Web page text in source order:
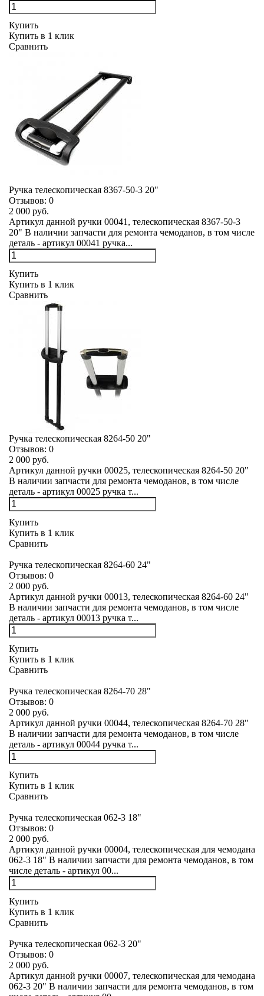
Купить
Купить в 1 клик
Сравнить
Ручка телескопическая 8367-50-3 20"
Отзывов: 0
2 000 руб.
Артикул данной ручки 00041, телескопическая 8367-50-3
20" В наличии запчасти для ремонта чемоданов, в том числе
деталь - артикул 00041 ручка...
Купить
Купить в 1 клик
Сравнить
Ручка телескопическая 8264-50 20"
Отзывов: 0
2 000 руб.
Артикул данной ручки 00025, телескопическая 8264-50 20"
В наличии запчасти для ремонта чемоданов, в том числе
деталь - артикул 00025 ручка т...
Купить
Купить в 1 клик
Сравнить
Ручка телескопическая 8264-60 24"
Отзывов: 0
2 000 руб.
Артикул данной ручки 00013, телескопическая 8264-60 24"
В наличии запчасти для ремонта чемоданов, в том числе
деталь - артикул 00013 ручка т...
Купить
Купить в 1 клик
Сравнить
Ручка телескопическая 8264-70 28"
Отзывов: 0
2 000 руб.
Артикул данной ручки 00044, телескопическая 8264-70 28"
В наличии запчасти для ремонта чемоданов, в том числе
деталь - артикул 00044 ручка т...
Купить
Купить в 1 клик
Сравнить
Ручка телескопическая 062-3 18"
Отзывов: 0
2 000 руб.
Артикул данной ручки 00004, телескопическая для чемодана
062-3 18" В наличии запчасти для ремонта чемоданов, в том
числе деталь - артикул 00...
Купить
Купить в 1 клик
Сравнить
Ручка телескопическая 062-3 20"
Отзывов: 0
2 000 руб.
Артикул данной ручки 00007, телескопическая для чемодана
062-3 20" В наличии запчасти для ремонта чемоданов, в том